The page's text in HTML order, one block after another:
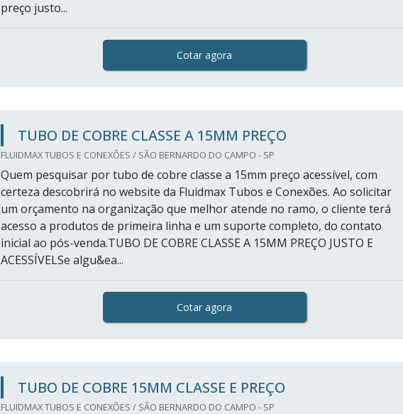
preço justo...
Cotar agora
TUBO DE COBRE CLASSE A 15MM PREÇO
FLUIDMAX TUBOS E CONEXÕES / SÃO BERNARDO DO CAMPO - SP
Quem pesquisar por tubo de cobre classe a 15mm preço acessível, com
certeza descobrirá no website da Fluidmax Tubos e Conexões. Ao solicitar
um orçamento na organização que melhor atende no ramo, o cliente terá
acesso a produtos de primeira linha e um suporte completo, do contato
inicial ao pós-venda.TUBO DE COBRE CLASSE A 15MM PREÇO JUSTO E
ACESSÍVELSe algu&ea...
Cotar agora
TUBO DE COBRE 15MM CLASSE E PREÇO
FLUIDMAX TUBOS E CONEXÕES / SÃO BERNARDO DO CAMPO - SP